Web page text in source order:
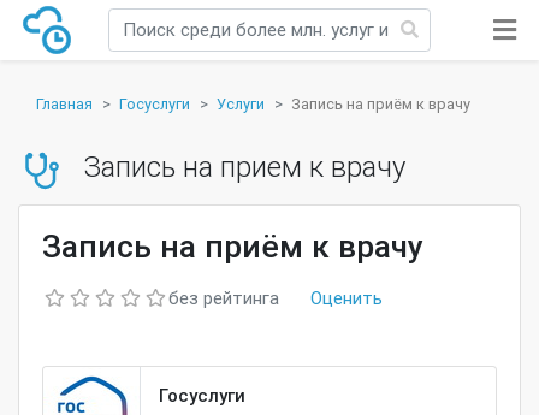
Главная Госуслуги Услуги Запись на приём к врачу
Запись на прием к врачу
Запись на приём к врачу
без рейтинга Оценить
Госуслуги